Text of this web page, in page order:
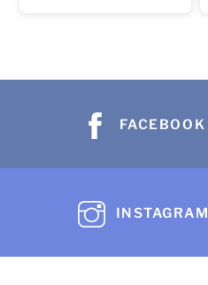
FACEBOOK
INSTAGRAM